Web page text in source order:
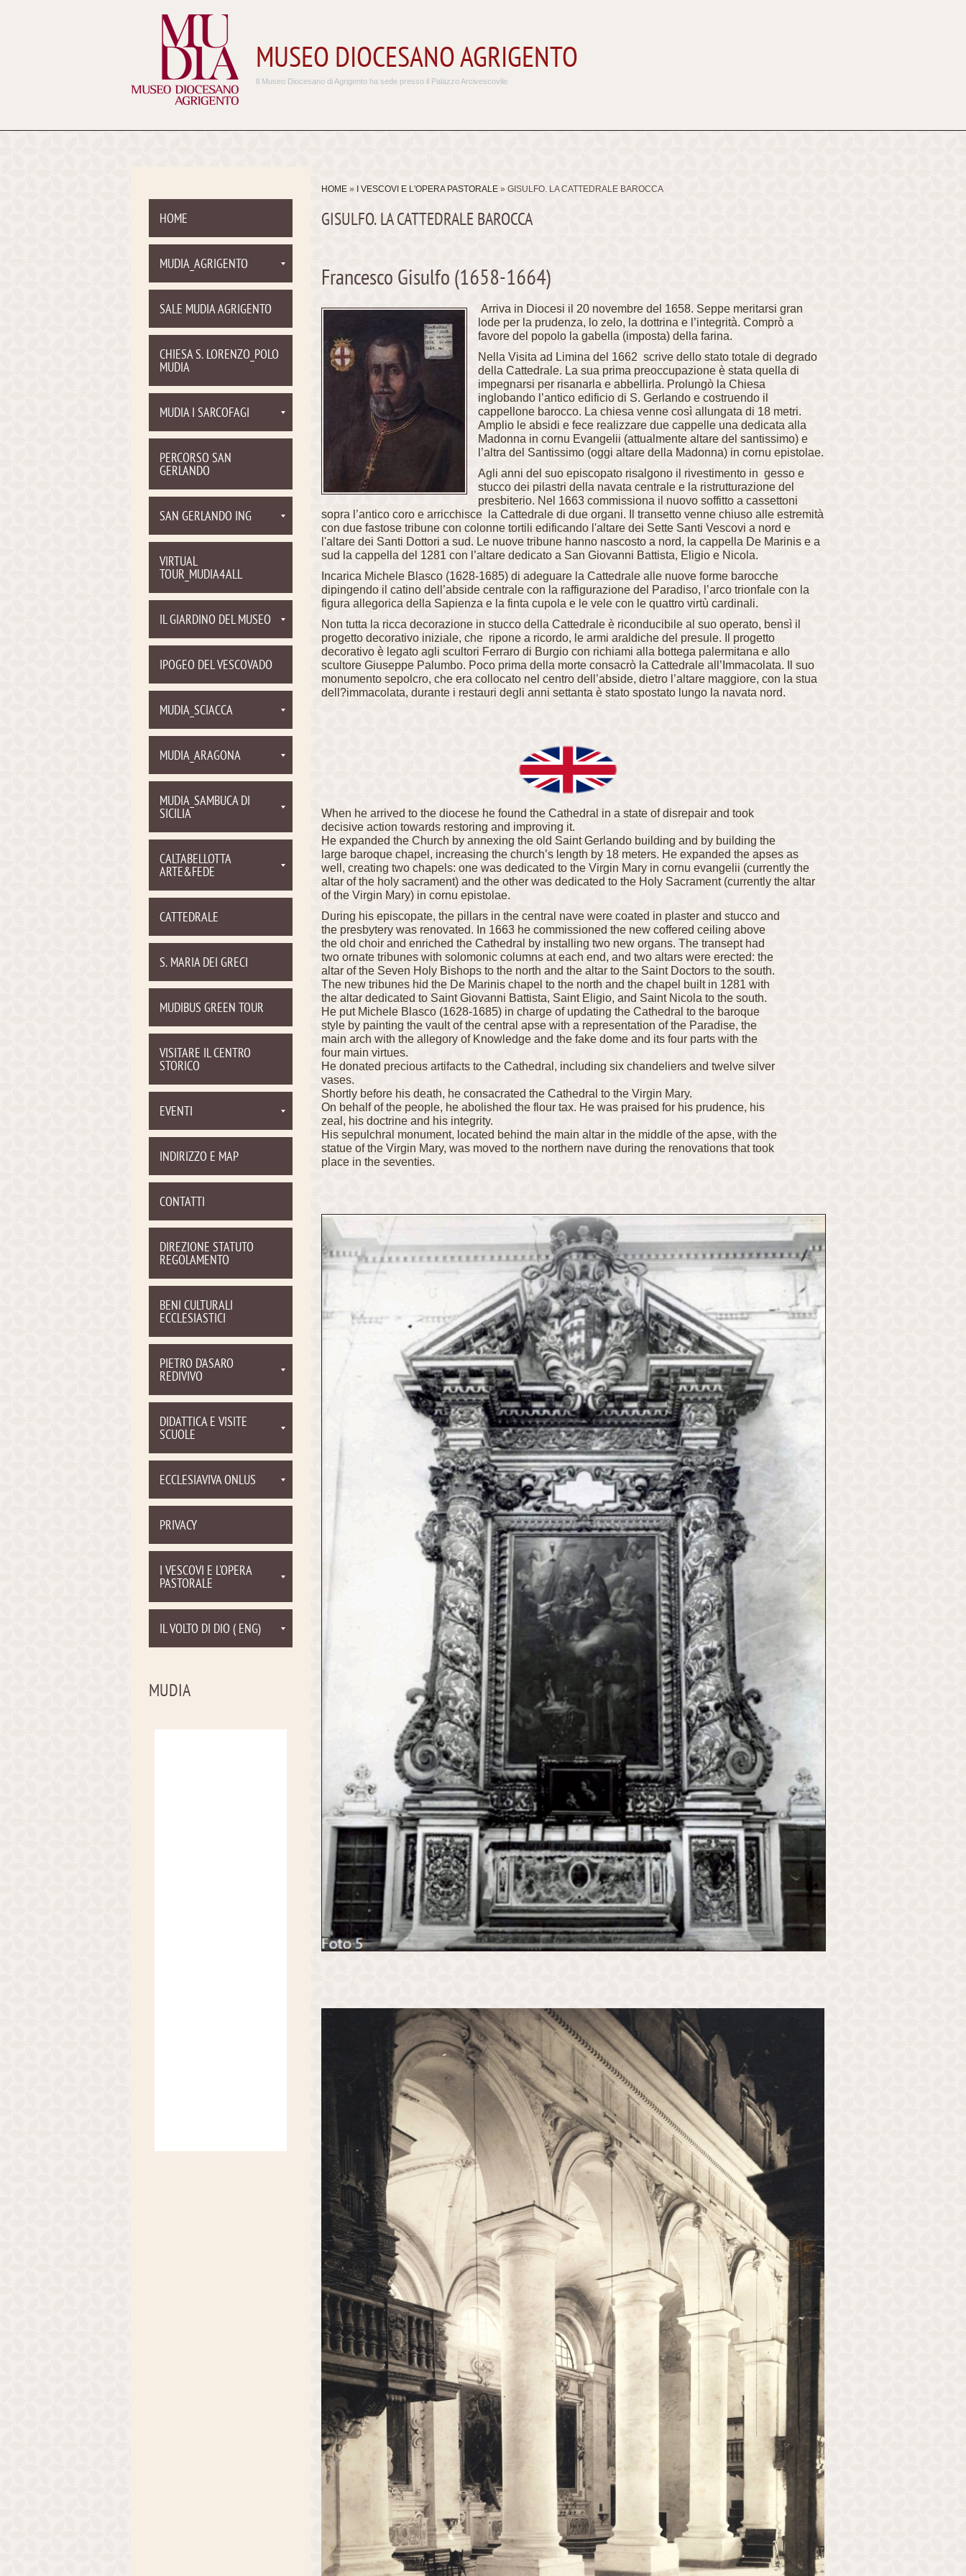
MUSEO DIOCESANO AGRIGENTO
Il Museo Diocesano di Agrigento ha sede presso il Palazzo Arcivescovile
HOME » I VESCOVI E L'OPERA PASTORALE » GISULFO. LA CATTEDRALE BAROCCA
GISULFO. LA CATTEDRALE BAROCCA
Francesco Gisulfo (1658-1664)
Arriva in Diocesi il 20 novembre del 1658. Seppe meritarsi gran
lode per la prudenza, lo zelo, la dottrina e l’integrità. Comprò a
favore del popolo la gabella (imposta) della farina.
Nella Visita ad Limina del 1662 scrive dello stato totale di degrado
della Cattedrale. La sua prima preoccupazione è stata quella di
impegnarsi per risanarla e abbellirla. Prolungò la Chiesa
inglobando l’antico edificio di S. Gerlando e costruendo il
cappellone barocco. La chiesa venne così allungata di 18 metri.
Amplio le absidi e fece realizzare due cappelle una dedicata alla
Madonna in cornu Evangelii (attualmente altare del santissimo) e
l’altra del Santissimo (oggi altare della Madonna) in cornu epistolae.
Agli anni del suo episcopato risalgono il rivestimento in gesso e
stucco dei pilastri della navata centrale e la ristrutturazione del
presbiterio. Nel 1663 commissiona il nuovo soffitto a cassettoni
sopra l’antico coro e arricchisce la Cattedrale di due organi. Il transetto venne chiuso alle estremità
con due fastose tribune con colonne tortili edificando l'altare dei Sette Santi Vescovi a nord e
l'altare dei Santi Dottori a sud. Le nuove tribune hanno nascosto a nord, la cappella De Marinis e a
sud la cappella del 1281 con l’altare dedicato a San Giovanni Battista, Eligio e Nicola.
Incarica Michele Blasco (1628-1685) di adeguare la Cattedrale alle nuove forme barocche
dipingendo il catino dell’abside centrale con la raffigurazione del Paradiso, l’arco trionfale con la
figura allegorica della Sapienza e la finta cupola e le vele con le quattro virtù cardinali.
Non tutta la ricca decorazione in stucco della Cattedrale è riconducibile al suo operato, bensì il
progetto decorativo iniziale, che ripone a ricordo, le armi araldiche del presule. Il progetto
decorativo è legato agli scultori Ferraro di Burgio con richiami alla bottega palermitana e allo
scultore Giuseppe Palumbo. Poco prima della morte consacrò la Cattedrale all’Immacolata.
Il suo
monumento sepolcro, che era collocato nel centro dell’abside, dietro l’altare maggiore, con la stua
dell?immacolata, durante i restauri degli anni settanta è stato spostato lungo la navata nord.
When he arrived to the diocese he found the Cathedral in a state of disrepair and took
decisive action towards restoring and improving it.
He expanded the Church by annexing the old Saint Gerlando building and by building the
large baroque chapel, increasing the church’s length by 18 meters. He expanded the apses as
well, creating two chapels: one was dedicated to the Virgin Mary in cornu evangelii (currently the
altar of the holy sacrament) and the other was dedicated to the Holy Sacrament (currently the altar
of the Virgin Mary) in cornu epistolae.
During his episcopate, the pillars in the central nave were coated in plaster and stucco and
the presbytery was renovated. In 1663 he commissioned the new coffered ceiling above
the old choir and enriched the Cathedral by installing two new organs. The transept had
two ornate tribunes with solomonic columns at each end, and two altars were erected: the
altar of the Seven Holy Bishops to the north and the altar to the Saint Doctors to the south.
The new tribunes hid the De Marinis chapel to the north and the chapel built in 1281 with
the altar dedicated to Saint Giovanni Battista, Saint Eligio, and Saint Nicola to the south.
He put Michele Blasco (1628-1685) in charge of updating the Cathedral to the baroque
style by painting the vault of the central apse with a representation of the Paradise, the
main arch with the allegory of Knowledge and the fake dome and its four parts with the
four main virtues.
He donated precious artifacts to the Cathedral, including six chandeliers and twelve silver
vases.
Shortly before his death, he consacrated the Cathedral to the Virgin Mary.
On behalf of the people, he abolished the flour tax. He was praised for his prudence, his
zeal, his doctrine and his integrity.
His sepulchral monument, located behind the main altar in the middle of the apse, with the
statue of the Virgin Mary, was moved to the northern nave during the renovations that took
place in the seventies.
HOME
MUDIA_AGRIGENTO
SALE MUDIA AGRIGENTO
CHIESA S. LORENZO_POLO
MUDIA
MUDIA I SARCOFAGI
PERCORSO SAN
GERLANDO
SAN GERLANDO ING
VIRTUAL
TOUR_MUDIA4ALL
IL GIARDINO DEL MUSEO
IPOGEO DEL VESCOVADO
MUDIA_SCIACCA
MUDIA_ARAGONA
MUDIA_SAMBUCA DI
SICILIA
CALTABELLOTTA
ARTE&FEDE
CATTEDRALE
S. MARIA DEI GRECI
MUDIBUS GREEN TOUR
VISITARE IL CENTRO
STORICO
EVENTI
INDIRIZZO E MAP
CONTATTI
DIREZIONE STATUTO
REGOLAMENTO
BENI CULTURALI
ECCLESIASTICI
PIETRO D'ASARO
REDIVIVO
DIDATTICA E VISITE
SCUOLE
ECCLESIAVIVA ONLUS
PRIVACY
I VESCOVI E L'OPERA
PASTORALE
IL VOLTO DI DIO ( ENG)
MUDIA